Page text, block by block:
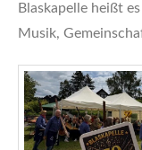
Blaskapelle heißt
Musik,